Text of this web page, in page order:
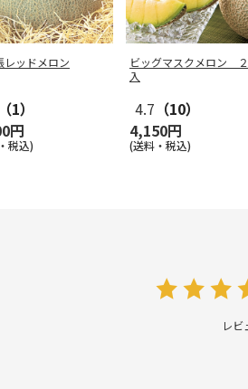
レッドメロン
（1）
円
税込)
ビッグマスクメロン
入
4.7 （10）
4,150円
(送料・税込)
レビ